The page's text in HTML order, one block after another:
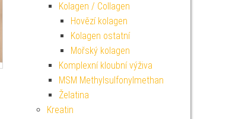
Kolagen / Collagen
Hovězí kolagen
Kolagen ostatní
Mořský kolagen
Komplexní kloubní výživa
MSM Methylsulfonylmethan
Želatina
Kreatin